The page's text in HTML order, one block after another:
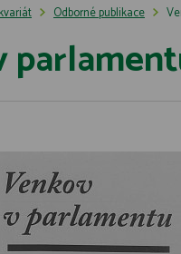
Odborné publikace